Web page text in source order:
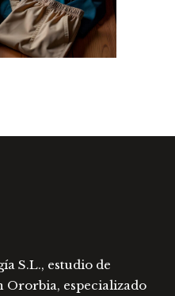
S.L., estudio de
Ororbia, especializado